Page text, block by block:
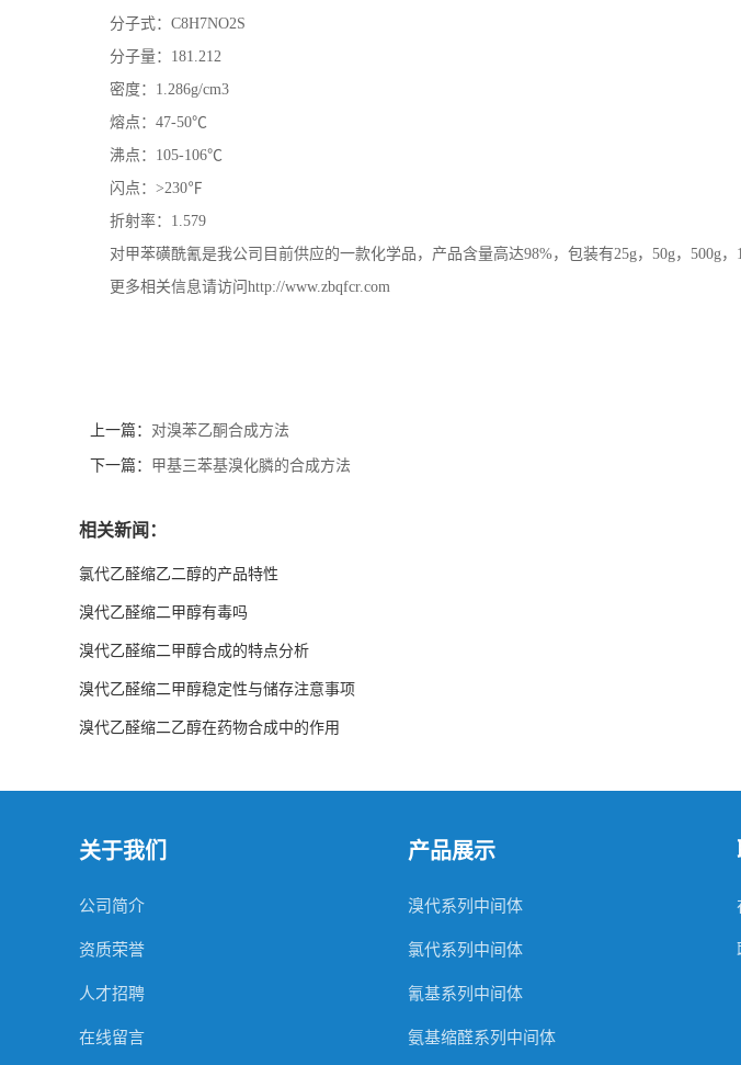
分子式：C8H7NO2S
分子量：181.212
密度：1.286g/cm3
熔点：47-50℃
沸点：105-106℃
闪点：>230℉
折射率：1.579
对甲苯磺酰氰是我公司目前供应的一款化学品，产品含量高达98%，包装有25g，50g，500g
更多相关信息请访问http://www.zbqfcr.com
上一篇： 对溴苯乙酮合成方法
下一篇： 甲基三苯基溴化膦的合成方法
相关新闻：
氯代乙醛缩乙二醇的产品特性
溴代乙醛缩二甲醇有毒吗
溴代乙醛缩二甲醇合成的特点分析
溴代乙醛缩二甲醇稳定性与储存注意事项
溴代乙醛缩二乙醇在药物合成中的作用
关于我们
公司简介
资质荣誉
人才招聘
在线留言
产品展示
溴代系列中间体
氯代系列中间体
氰基系列中间体
氨基缩醛系列中间体